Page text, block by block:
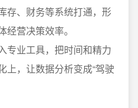
存、财务等系统打通，形
营决策效率。
专业工具，把时间和精力
上，让数据分析变成“驾驶